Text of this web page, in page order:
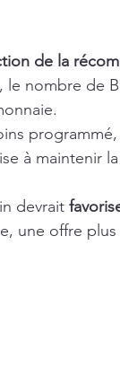
de la
le nombre de
à maintenir la
devrait
une offre